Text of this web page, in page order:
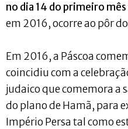
no dia 14 do primeiro
em 2016, ocorre ao pôr
Em 2016, a Páscoa
coincidiu com a
judaico que comemora a
do plano de Hamã, para
Império Persa tal como